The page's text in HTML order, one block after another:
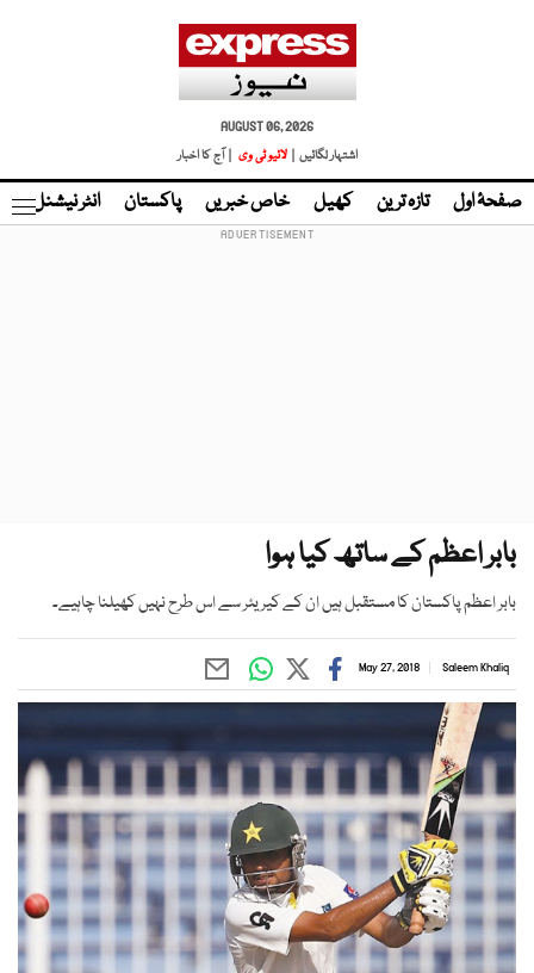
AUGUST 06, 2026
اشتہار لگائیں |
لائیو ٹی وی | آج کا اخبار
صفحۂ اول تازہ ترین کھیل خاص خبریں پاکستان انٹر نیشنل
بابر اعظم کے ساتھ کیا ہوا
بابر اعظم پاکستان کا مستقبل ہیں ان کے کیریئر سے اس طرح نہیں کھیلنا چاہیے۔
Saleem Khaliq
May 27, 2018